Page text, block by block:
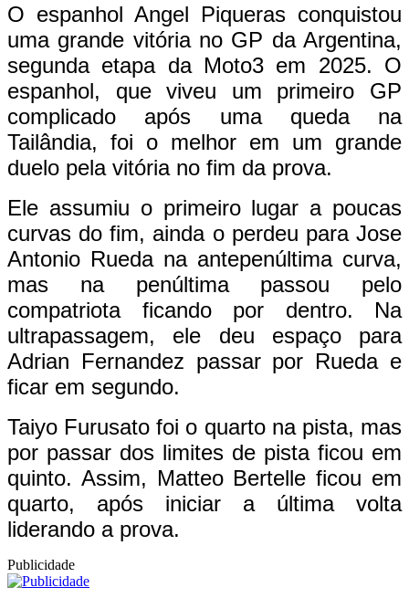
O espanhol Angel Piqueras conquistou
uma grande vitória no GP da Argentina,
segunda etapa da Moto3 em 2025. O
espanhol, que viveu um primeiro GP
complicado após uma queda na
Tailândia, foi o melhor em um grande
duelo pela vitória no fim da prova.
Ele assumiu o primeiro lugar a poucas
curvas do fim, ainda o perdeu para Jose
Antonio Rueda na antepenúltima curva,
mas na penúltima passou pelo
compatriota ficando por dentro. Na
ultrapassagem, ele deu espaço para
Adrian Fernandez passar por Rueda e
ficar em segundo.
Taiyo Furusato foi o quarto na pista, mas
por passar dos limites de pista ficou em
quinto. Assim, Matteo Bertelle ficou em
quarto, após iniciar a última volta
liderando a prova.
Publicidade